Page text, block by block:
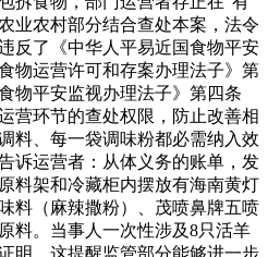
业农村部分结合查处本案，法令
反了《中华人平易近国食物平安
物运营许可和存案办理法子》第
物平安监视办理法子》第四条
营环节的查处权限，防止改善相
料、每一袋调味粉都必需纳入效
诉运营者：从体义务的账单，发
料架和冷藏柜内摆放有海南黄灯
料（麻辣撒粉）、茂喷鼻牌五喷
料。当事人一次性涉及8只活羊